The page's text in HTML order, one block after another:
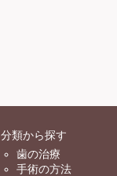
分類から探す
歯の治療
手術の方法